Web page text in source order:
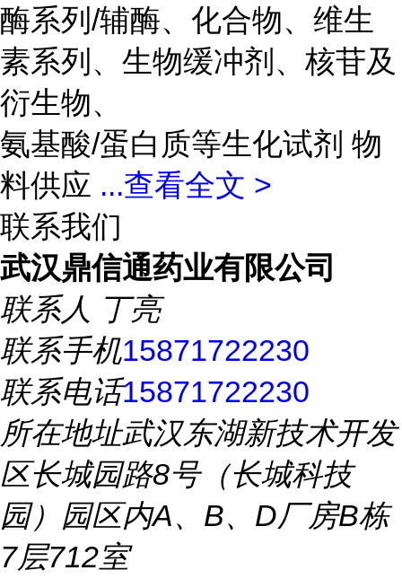
酶系列/辅酶、化合物、维生
素系列、生物缓冲剂、核苷及
衍生物、
氨基酸/蛋白质等生化试剂 物
料供应 ...查看全文 >
联系我们
武汉鼎信通药业有限公司
联系人 丁亮
联系手机15871722230
联系电话15871722230
所在地址武汉东湖新技术开发
区长城园路8号（长城科技
园）园区内A、B、D厂房B栋
7层712室